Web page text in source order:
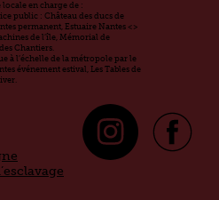
locale en charge de :
public : Château des ducs de
permanent, Estuaire Nantes <>
de l’île, Mémorial de
Chantiers.
à l’échelle de la métropole par le
événement estival, Les Tables de